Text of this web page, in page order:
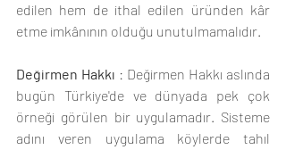
edilen hem de ithal edilen üründen kâr
etme imkânının olduğu unutulmamalıdır.
Değirmen Hakkı : Değirmen Hakkı aslında
bugün Türkiye'de ve dünyada pek çok
örneği görülen bir uygulamadır. Sisteme
adını veren uygulama köylerde tahıl